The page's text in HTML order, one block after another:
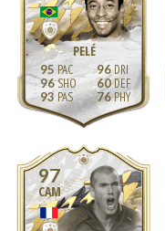
PELÉ
95
96
93
96
60
76
97
CAM